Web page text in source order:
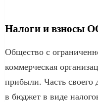
Налоги и взносы
Общество с
коммерческая
прибыли. Часть своего
в бюджет в виде